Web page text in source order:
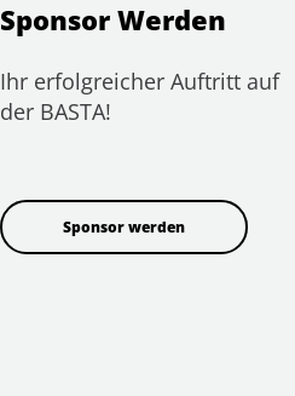
Sponsor Werden
Ihr erfolgreicher Auftritt auf
der BASTA!
Sponsor werden